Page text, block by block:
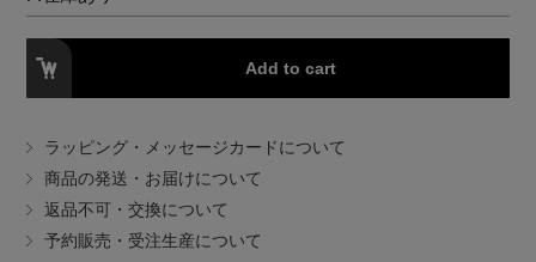
その他(傘・ハンカチ・時計など)
メルマガ PICKUP
PERSONAL COLOR
エディター厳選ギフト
Add to cart
ラッピング・メッセージカードについて
商品の発送・お届けについて
返品不可・交換について
予約販売・受注生産について